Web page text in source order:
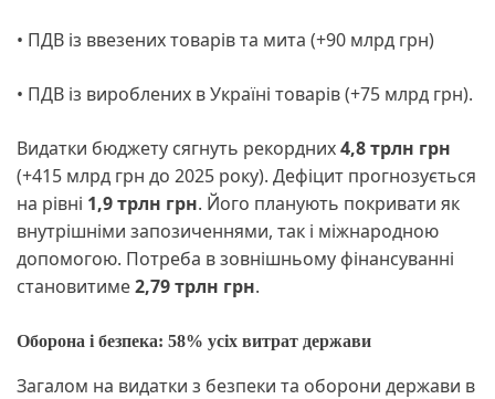
• ПДВ із ввезених товарів та мита (+90 млрд грн)
• ПДВ із вироблених в Україні товарів (+75 млрд грн).
Видатки бюджету сягнуть рекордних4,8 трлн грн
(+415 млрд грн до 2025 року). Дефіцит прогнозується
на рівні 1,9 трлн грн. Його планують покривати як
внутрішніми запозиченнями, так і міжнародною
допомогою. Потреба в зовнішньому фінансуванні
становитиме2,79 трлн грн.
Оборона і безпека: 58% усіх витрат держави
Загалом на видатки з безпеки та оборони держави в